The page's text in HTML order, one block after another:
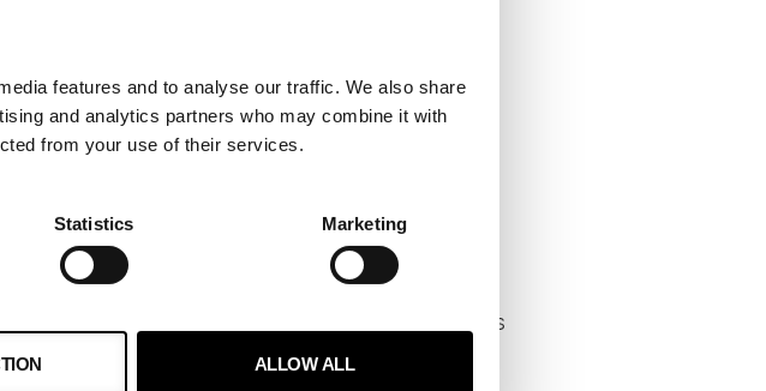
features and to analyse our traffic. We also share
and analytics partners who may combine it with
from your use of their services.
Statistics Marketing
ALLOW ALL
Kyselyiden avulla saadaan konkreettista
käyttää mm. heikkouksien tai
toisiaan erinomaisesti. Laadullinen tutkimus
Numeraalinen tutkimus puolestaan tarjoaa